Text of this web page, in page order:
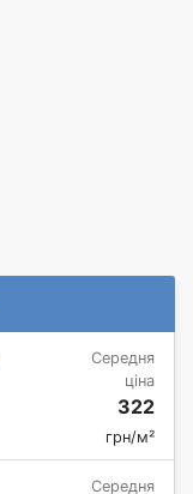
Середня
ціна
322
грн/м²
Середня